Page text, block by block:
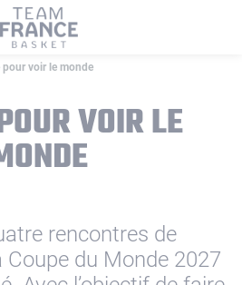
pour voir le monde
VOIR LE
rencontres de
du Monde 2027